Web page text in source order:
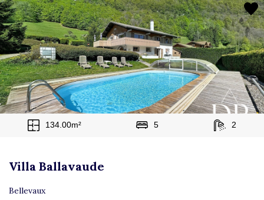
134.00m² 5 2
Villa Ballavaude
Bellevaux